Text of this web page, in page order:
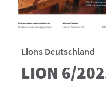
Lions Deutschland
LION 6/